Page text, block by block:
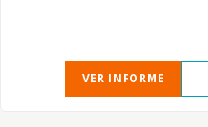
VER INFORME